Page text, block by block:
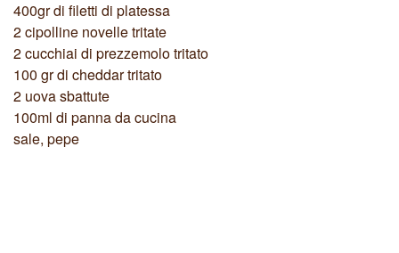
400gr di filetti di platessa
2 cipolline novelle tritate
2 cucchiai di prezzemolo tritato
100 gr di cheddar tritato
2 uova sbattute
100ml di panna da cucina
sale, pepe